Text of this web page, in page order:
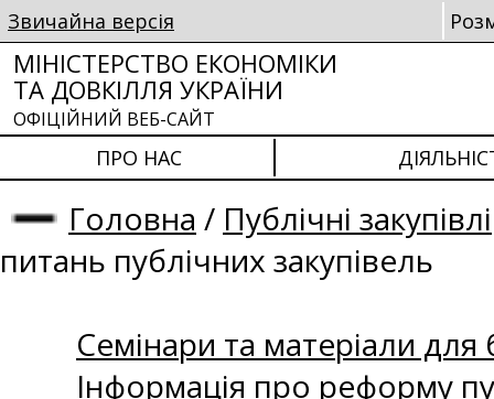
Звичайна версія
МІНІСТЕРСТВО ЕКОНОМІКИ
ТА ДОВКІЛЛЯ УКРАЇНИ
ОФІЦІЙНИЙ ВЕБ-САЙТ
ПРО НАС
Головна / Публічні закупівлі
питань публічних закупівель
Семінари та матеріали для
Інформація про реформу